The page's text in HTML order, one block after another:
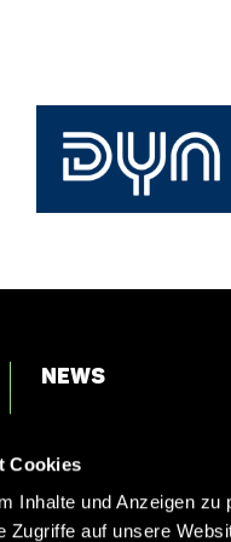
Cookies
Inhalte und Anzeigen
Zugriffe auf unsere
News
Kontakt